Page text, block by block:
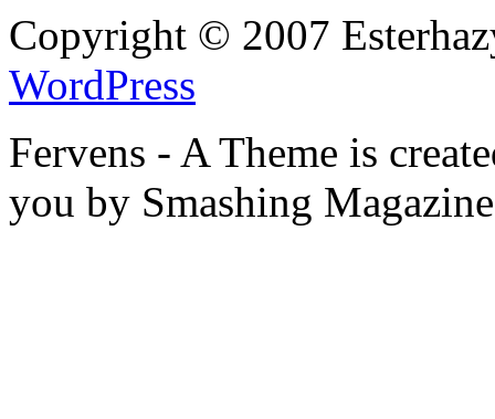
Copyright © 2007
WordPress
Fervens - A Theme is
you by Smashing Magazine